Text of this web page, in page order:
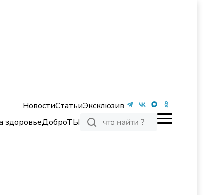
НовостиСтатьиЭксклюзив
здоровьеДоброТЫ